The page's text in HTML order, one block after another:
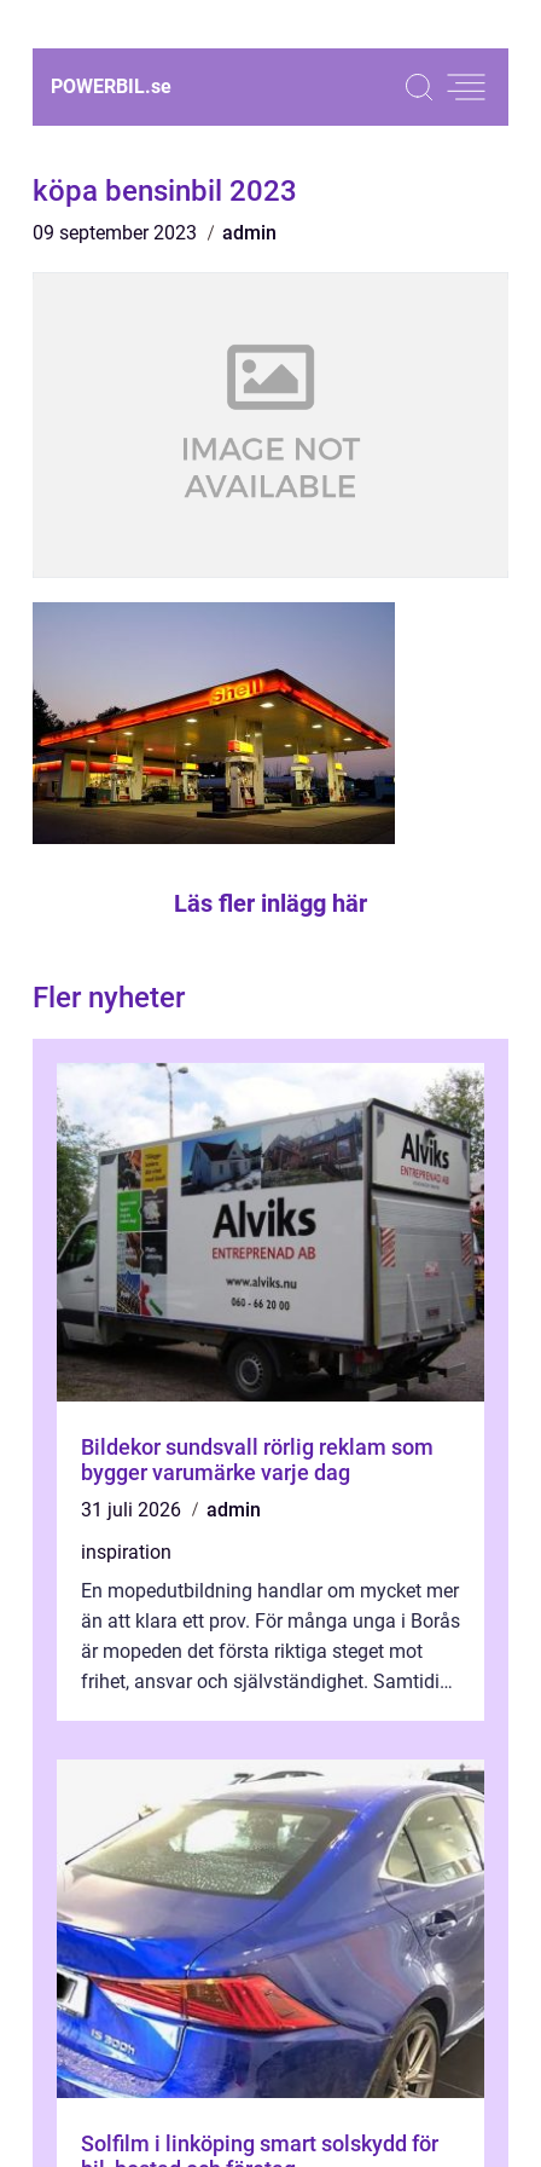
POWERBIL.se
köpa bensinbil 2023
09 september 2023 admin
Läs fler inlägg här
Fler nyheter
Bildekor sundsvall rörlig reklam som
bygger varumärke varje dag
31 juli 2026
admin
inspiration
En mopedutbildning handlar om mycket mer
än att klara ett prov. För många unga i Borås
är mopeden det första riktiga steget mot
frihet, ansvar och självständighet. Samtidigt
Solfilm i linköping smart solskydd för